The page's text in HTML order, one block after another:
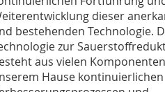
dieser
bestehenden Technologie.
zur
aus vielen
Hause kontinuierlichen